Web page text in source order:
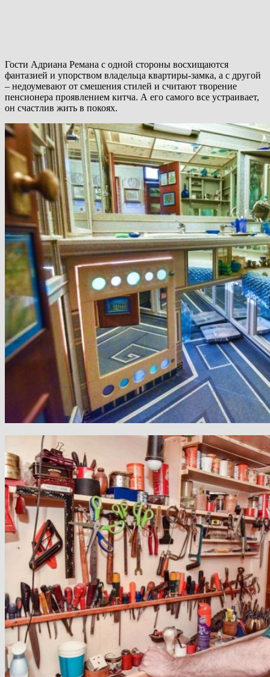
Гости Адриана Ремана с одной стороны восхищаются
фантазией и упорством владельца квартиры-замка, а с другой
– недоумевают от смешения стилей и считают творение
пенсионера проявлением китча. А его самого все устраивает,
он счастлив жить в покоях.